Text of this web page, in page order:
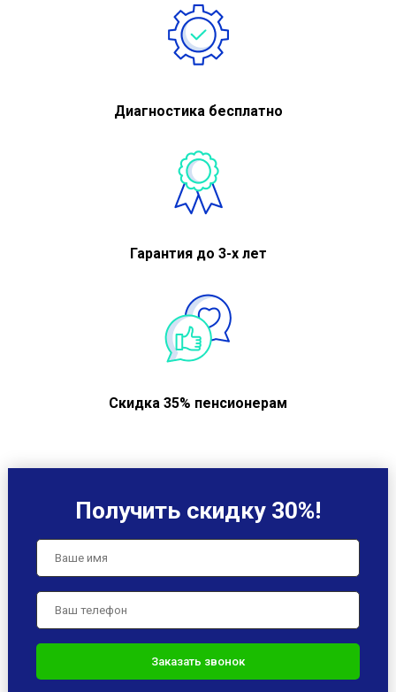
Диагностика бесплатно
Гарантия до 3-х лет
Скидка 35% пенсионерам
Получить скидку 30%!